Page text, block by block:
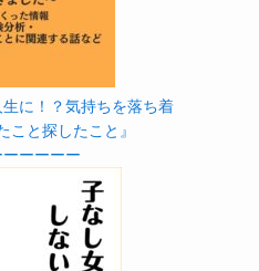
生に！？気持ちを落ち着
こと探したこと』
ーーーー